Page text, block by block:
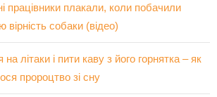
працівники плакали, коли побачили
вірність собаки (відео)
літаки і пити каву з його горнятка – як
пророцтво зі сну